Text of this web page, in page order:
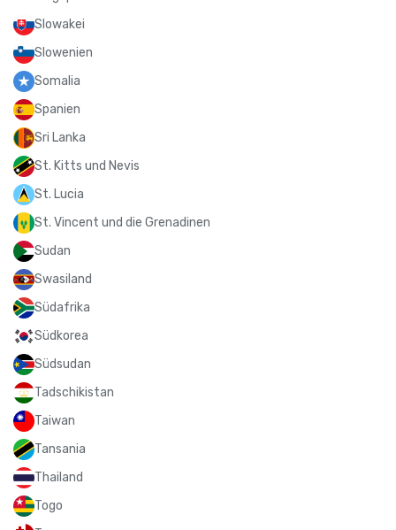
Slowakei
Slowenien
Somalia
Spanien
Sri Lanka
St. Kitts und Nevis
St. Lucia
St. Vincent und die Grenadinen
Sudan
Swasiland
Südafrika
Südkorea
Südsudan
Tadschikistan
Taiwan
Tansania
Thailand
Togo